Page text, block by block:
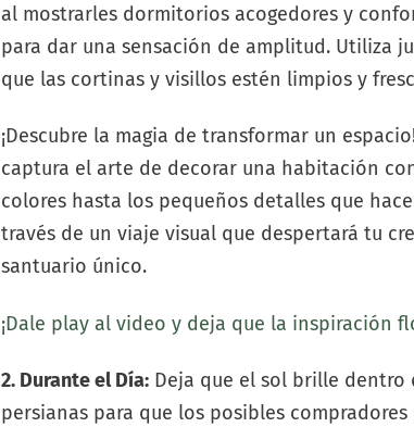
al mostrarles dormitorios acogedores y
para dar una sensación de amplitud. Utiliza
que las cortinas y visillos estén limpios y
¡Descubre la magia de transformar un
captura el arte de decorar una habitación
colores hasta los pequeños detalles que
través de un viaje visual que despertará tu
santuario único.
¡Dale play al video y deja que la inspiración
2. Durante el Día: Deja que el sol brille dentro
persianas para que los posibles